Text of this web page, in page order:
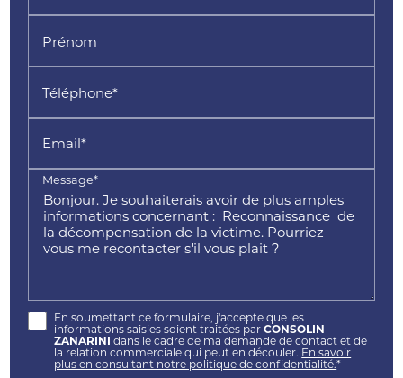
Prénom
Téléphone*
Email*
Message*
En soumettant ce formulaire, j'accepte que les
informations saisies soient traitées parCONSOLIN
ZANARINI dans le cadre de ma demande de contact et de
la relation commerciale qui peut en découler. En savoir
plus en consultant notre politique de confidentialité.*